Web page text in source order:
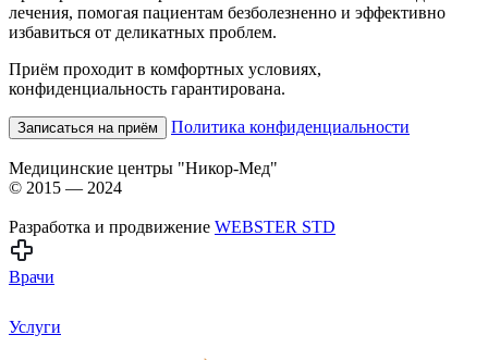
лечения, помогая пациентам безболезненно и эффективно
избавиться от деликатных проблем.
Приём проходит в комфортных условиях,
конфиденциальность гарантирована.
Записаться на приём Политика конфиденциальности
Медицинские центры "Никор-Мед"
© 2015 — 2024
Разработка и продвижение WEBSTER STD
Врачи
Услуги